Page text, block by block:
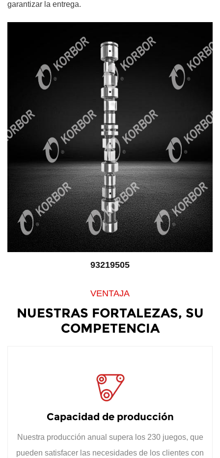
garantizar la entrega.
93219505
VENTAJA
NUESTRAS FORTALEZAS, SU
COMPETENCIA
Capacidad de producción
Nuestra producción anual supera los 230 juegos, que
pueden satisfacer las necesidades de los clientes con